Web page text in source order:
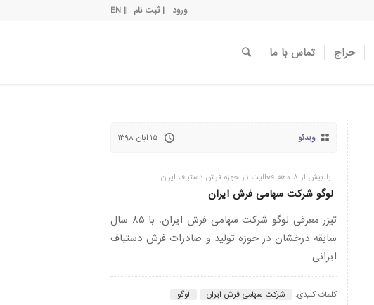
ورود | ثبت نام | EN
حراج تماس با ما
ویدئو ۱۵ آبان ۱۳۹۸
با بیش از 8 دهه فعالیت در حوزه فرش دستباف ایران
لوگو شرکت سهامی فرش ایران
تیزر معرفی لوگو شرکت سهامی فرش ایران. با ۸۵ سال
سابقه درخشان در حوزه تولید و صادرات فرش دستباف
ایرانی
کلمات کلیدی: شرکت سهامی فرش ایران لوگو